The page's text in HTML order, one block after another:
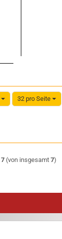
32 pro Seite
pro Seite
7 (von insgesamt 7)